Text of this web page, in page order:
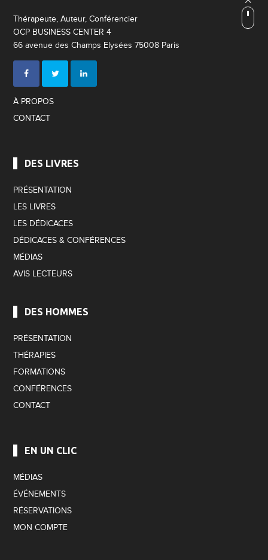
Thérapeute, Auteur, Conférencier
OCP BUSINESS CENTER 4
66 avenue des Champs Elysées 75008 Paris
À PROPOS
CONTACT
DES LIVRES
PRÉSENTATION
LES LIVRES
LES DÉDICACES
DÉDICACES & CONFÉRENCES
MÉDIAS
AVIS LECTEURS
DES HOMMES
PRÉSENTATION
THÉRAPIES
FORMATIONS
CONFÉRENCES
CONTACT
EN UN CLIC
MÉDIAS
ÉVÉNEMENTS
RÉSERVATIONS
MON COMPTE